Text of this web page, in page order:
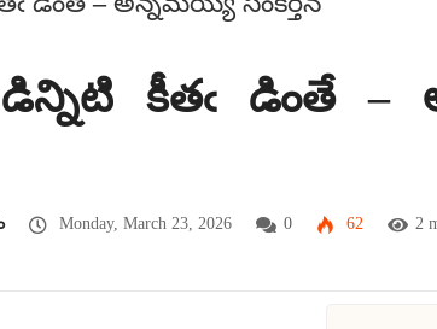
కీతఁ డింతే –
Monday, March 23, 2026 0 62 2